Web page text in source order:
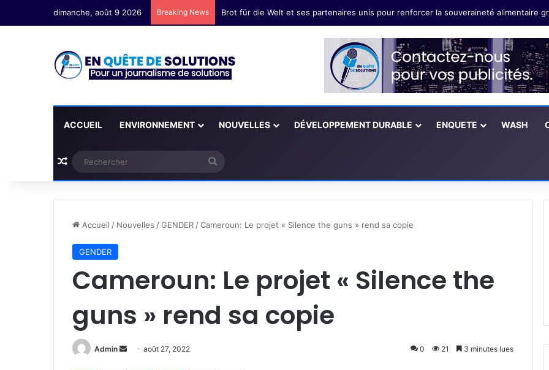
dimanche, août 9 2026 Breaking News Yvan Lionnel Youmssi Eya: Il faut valoriser les innovations technologiques paysannes
ACCUEIL ENVIRONNEMENT NOUVELLES DÉVELOPPEMENT DURABLE ENQUETE WASH
Plus d'articles
Accueil / Nouvelles /GENDER /Cameroun: Le projet « Silence the guns » rend sa copie
GENDER
Cameroun: Le projet « Silence the
guns » rend sa copie
Admin août 27, 2022 0 21 3 minutes lues